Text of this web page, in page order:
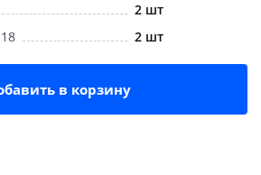
2 шт
2 шт
в корзину
75% будут
с вашей карты
2 недели